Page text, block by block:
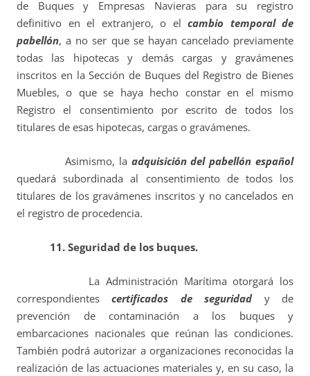
de Buques y Empresas Navieras para su registro
definitivo en el extranjero, o el cambio temporal de
pabellón, a no ser que se hayan cancelado previamente
todas las hipotecas y demás cargas y gravámenes
inscritos en la Sección de Buques del Registro de Bienes
Muebles, o que se haya hecho constar en el mismo
Registro el consentimiento por escrito de todos los
titulares de esas hipotecas, cargas o gravámenes.
Asimismo, la adquisición del pabellón español
quedará subordinada al consentimiento de todos los
titulares de los gravámenes inscritos y no cancelados en
el registro de procedencia.
11. Seguridad de los buques.
La Administración Marítima otorgará los
correspondientescertificados de seguridady de
prevención de contaminación a los buques y
embarcaciones nacionales que reúnan las condiciones.
También podrá autorizar a organizaciones reconocidas la
realización de las actuaciones materiales y, en su caso, la